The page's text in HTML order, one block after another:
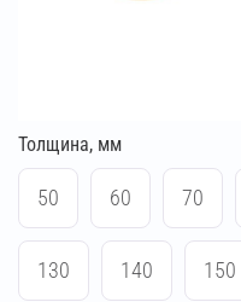
Толщина, мм
50 60 70
130 140 150